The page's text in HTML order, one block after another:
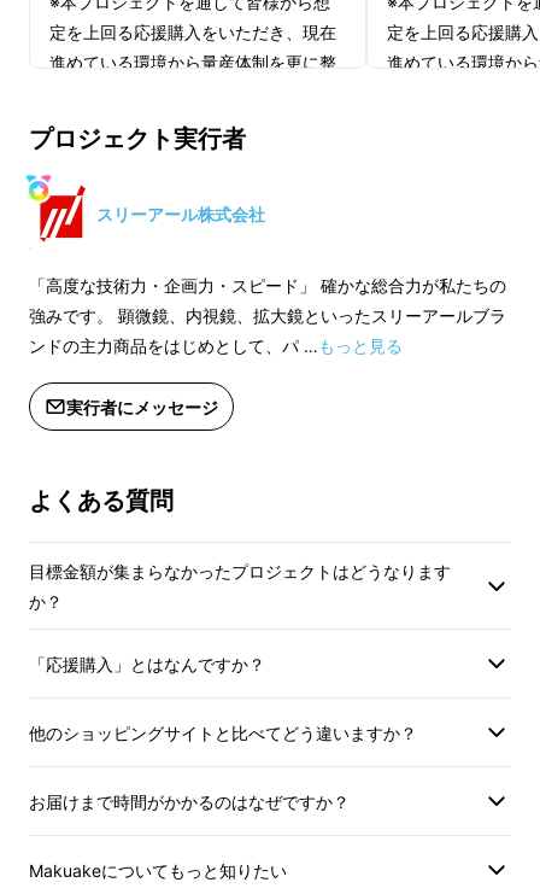
定を上回る応援購入をいただき、現在
進めている環境から量産体制を更に整
が販売予定価格より下がる可能性がご
ざいます。
定を上回る応援購
進めている環境か
プロジェクト実行者
スリーアール株式会社
「高度な技術力・企画力・スピード」 確かな総合力が私たちの
強みです。 顕微鏡、内視鏡、拡大鏡といったスリーアールブラ
ンドの主力商品をはじめとして、パ …もっと見る
実行者にメッセージ
よくある質問
目標金額が集まらなかったプロジェクトはどうなります
か？
「応援購入」とはなんですか？
他のショッピングサイトと比べてどう違いますか？
お届けまで時間がかかるのはなぜですか？
Makuakeについてもっと知りたい